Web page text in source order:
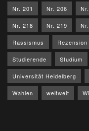
Nr. 201 Nr. 206
Nr. 218 Nr. 219
Rassismus Rezension
Studierende Studium
Universität Heidelberg
Wahlen weltweit